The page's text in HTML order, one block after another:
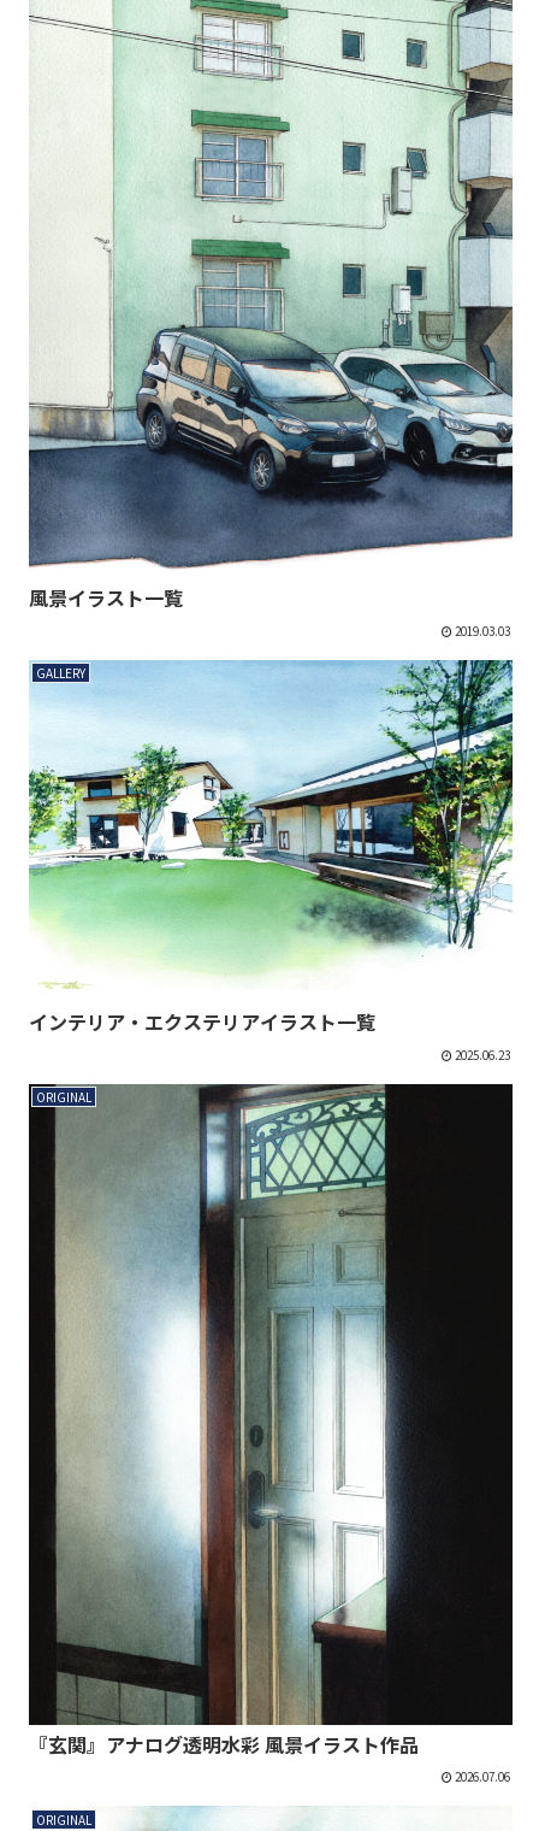
風景イラスト一覧
2019.03.03
GALLERY
インテリア・エクステリアイラスト一覧
2025.06.23
ORIGINAL
『玄関』アナログ透明水彩 風景イラスト作品
2026.07.06
ORIGINAL